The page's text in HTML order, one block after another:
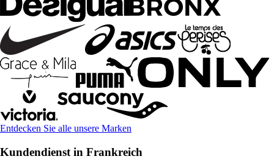
Entdecken Sie alle unsere Marken
Kundendienst in Frankreich